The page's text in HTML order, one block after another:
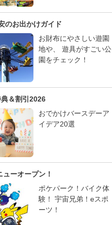
のお出かけガイド
お財布にやさしい遊園
地や、 遊具がすごい公
園をチェック！
＆割引2026
おでかけバースデーア
イデア20選
ーオープン！
ポケパーク！バイク体
験！ 宇宙兄弟！eスポ
ーツ！